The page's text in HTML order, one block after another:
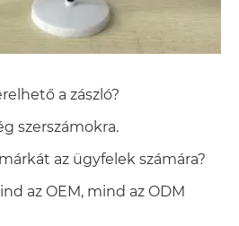
a zászló?
szerszámokra.
az ügyfelek számára?
az OEM, mind az ODM